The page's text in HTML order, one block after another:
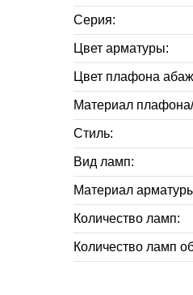
Серия:
Цвет арматуры:
Цвет плафона
Материал
Стиль:
Вид ламп:
Материал
Количество ламп:
Количество ламп